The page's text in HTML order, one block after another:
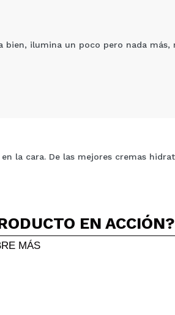
ilumina un poco pero nada más,
la cara. De las mejores cremas
EN ACCIÓN?
MÁS